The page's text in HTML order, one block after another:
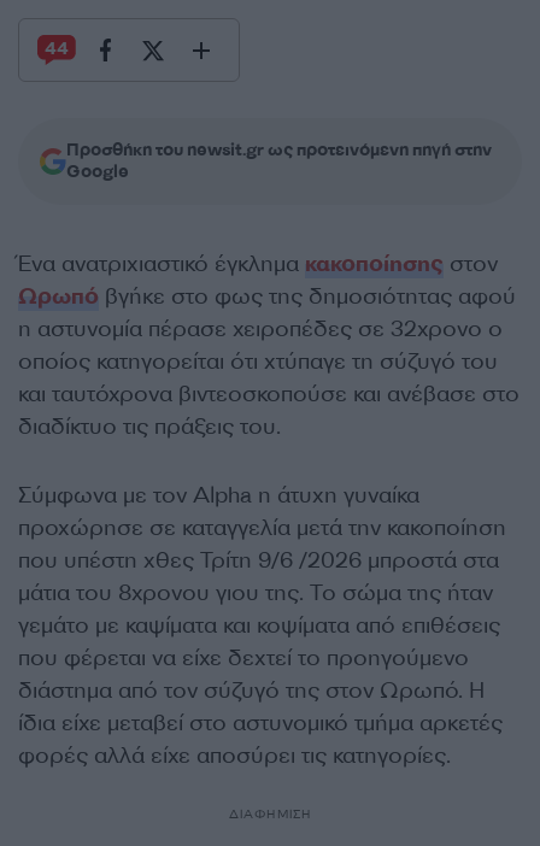
44
Προσθήκη του newsit.gr ως προτεινόμενη πηγή στην
Google
Ένα ανατριχιαστικό έγκλημα κακοποίησης στον
Ωρωπό βγήκε στο φως της δημοσιότητας αφού
η αστυνομία πέρασε χειροπέδες σε 32χρονο ο
οποίος κατηγορείται ότι χτύπαγε τη σύζυγό του
και ταυτόχρονα βιντεοσκοπούσε και ανέβασε στο
διαδίκτυο τις πράξεις του.
Σύμφωνα με τον Alpha η άτυχη γυναίκα
προχώρησε σε καταγγελία μετά την κακοποίηση
που υπέστη χθες Τρίτη 9/6 /2026 μπροστά στα
μάτια του 8χρονου γιου της. Το σώμα της ήταν
γεμάτο με καψίματα και κοψίματα από επιθέσεις
που φέρεται να είχε δεχτεί το προηγούμενο
διάστημα από τον σύζυγό της στον Ωρωπό. Η
ίδια είχε μεταβεί στο αστυνομικό τμήμα αρκετές
φορές αλλά είχε αποσύρει τις κατηγορίες.
ΔΙΑΦΗΜΙΣΗ